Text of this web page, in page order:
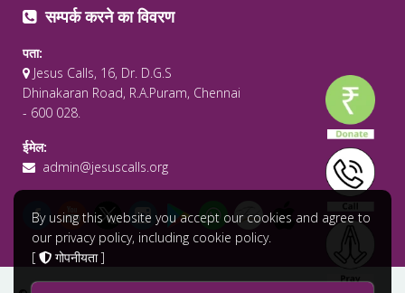
सम्पर्क करने का विवरण
पता:
Jesus Calls, 16, Dr. D.G.S
Dhinakaran Road, R.A.Puram, Chennai
- 600 028.
ईमेल:
admin@jesuscalls.org
By using this website you accept our cookies and agree to
our privacy policy, including cookie policy.
[
गोपनीयता]